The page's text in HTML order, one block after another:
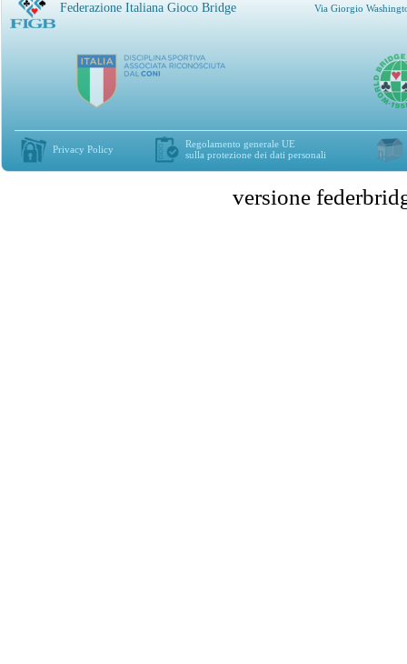
Federazione Italiana Gioco Bridge Via Giorgio
Privacy Policy
Regolamento generale UE
sulla protezione dei dati personali
versione